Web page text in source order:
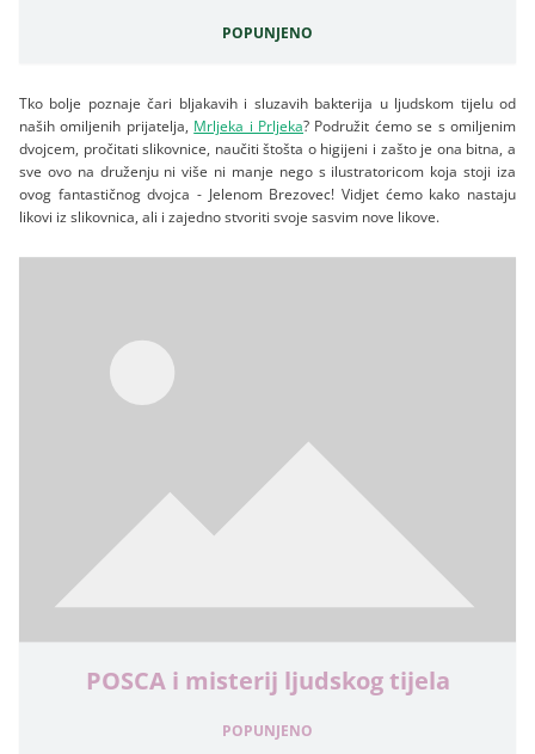
POPUNJENO
Tko bolje poznaje čari bljakavih i sluzavih bakterija u ljudskom tijelu od
naših omiljenih prijatelja, Mrljeka i Prljeka? Podružit ćemo se s omiljenim
dvojcem, pročitati slikovnice, naučiti štošta o higijeni i zašto je ona bitna, a
sve ovo na druženju ni više ni manje nego s ilustratoricom koja stoji iza
ovog fantastičnog dvojca - Jelenom Brezovec! Vidjet ćemo kako nastaju
likovi iz slikovnica, ali i zajedno stvoriti svoje sasvim nove likove.
POSCA i misterij ljudskog tijela
POPUNJENO